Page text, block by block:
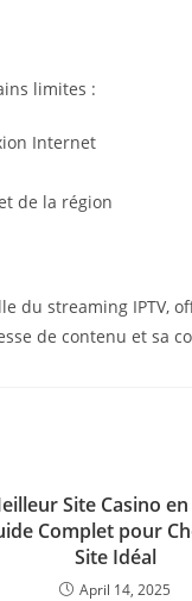
limites :
Internet
de la région
du streaming
de contenu et sa
Site Casino
Complet pour
Site Idéal
April 14, 2025